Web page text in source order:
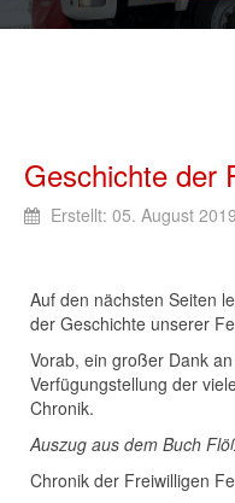
Geschichte der
Erstellt: 05. August 2019
Auf den nächsten Seiten
der Geschichte unserer
Vorab, ein großer Dank
Verfügungstellung der
Chronik.
Auszug aus dem Buch
Chronik der Freiwilligen